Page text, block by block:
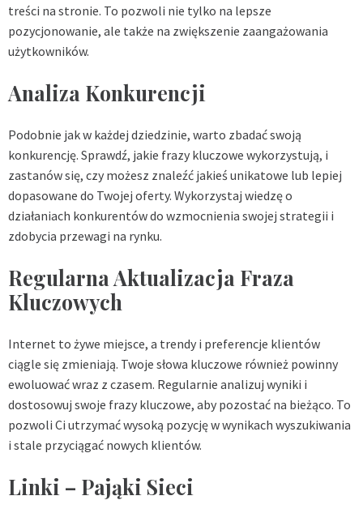
treści na stronie. To pozwoli nie tylko na lepsze
pozycjonowanie, ale także na zwiększenie zaangażowania
użytkowników.
Analiza Konkurencji
Podobnie jak w każdej dziedzinie, warto zbadać swoją
konkurencję. Sprawdź, jakie frazy kluczowe wykorzystują, i
zastanów się, czy możesz znaleźć jakieś unikatowe lub lepiej
dopasowane do Twojej oferty. Wykorzystaj wiedzę o
działaniach konkurentów do wzmocnienia swojej strategii i
zdobycia przewagi na rynku.
Regularna Aktualizacja Fraza
Kluczowych
Internet to żywe miejsce, a trendy i preferencje klientów
ciągle się zmieniają. Twoje słowa kluczowe również powinny
ewoluować wraz z czasem. Regularnie analizuj wyniki i
dostosowuj swoje frazy kluczowe, aby pozostać na bieżąco. To
pozwoli Ci utrzymać wysoką pozycję w wynikach wyszukiwania
i stale przyciągać nowych klientów.
Linki – Pająki Sieci